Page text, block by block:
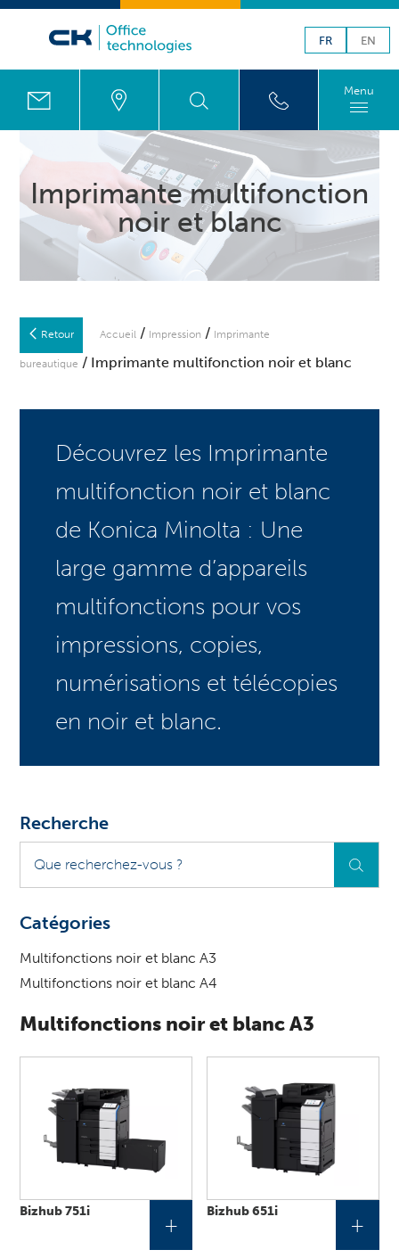
FR EN
Menu
Imprimante multifonction
noir et blanc
Retour Accueil / Impression / Imprimante
bureautique / Imprimante multifonction noir et blanc
Découvrez les Imprimante
multifonction noir et blanc
de Konica Minolta : Une
large gamme d’appareils
multifonctions pour vos
impressions, copies,
numérisations et télécopies
en noir et blanc.
Recherche
recherchez-
vous
Catégories
Multifonctions noir et blanc A3
Multifonctions noir et blanc A4
Multifonctions noir et blanc A3
Bizhub 751i
+
Bizhub 651i
+